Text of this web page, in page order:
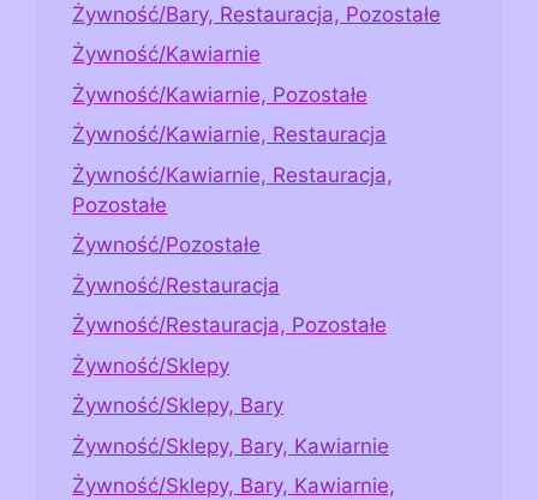
Żywność/Bary, Restauracja, Pozostałe
Żywność/Kawiarnie
Żywność/Kawiarnie, Pozostałe
Żywność/Kawiarnie, Restauracja
Żywność/Kawiarnie, Restauracja,
Pozostałe
Żywność/Pozostałe
Żywność/Restauracja
Żywność/Restauracja, Pozostałe
Żywność/Sklepy
Żywność/Sklepy, Bary
Żywność/Sklepy, Bary, Kawiarnie
Żywność/Sklepy, Bary, Kawiarnie,